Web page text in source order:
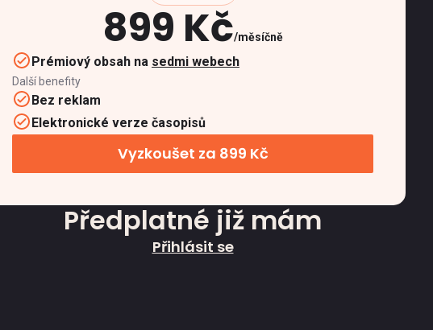
899 Kč měsíčně
Prémiový obsah na sedmi webech
Další benefity
Bez reklam
Elektronické verze časopisů
Vyzkoušet za 899 Kč
Předplatné již mám
Přihlásit se